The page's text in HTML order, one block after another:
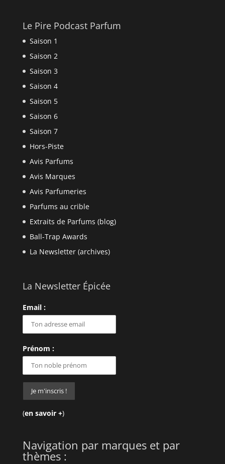
Le Pire Podcast Parfum
Saison 1
Saison 2
Saison 3
Saison 4
Saison 5
Saison 6
Saison 7
Hors-Piste
Avis Parfums
Avis Marques
Avis Parfumeries
Parfums au crible
Extraits de Parfums (blog)
Ball-Trap Awards
La Newsletter (archives)
La Newsletter Épicée
Email :
Prénom :
(en savoir +)
Navigation par marques et par
thèmes :